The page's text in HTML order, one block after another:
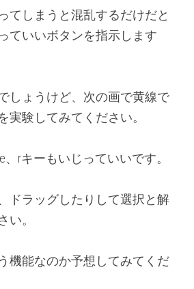
てしまうと混乱するだけだと
ていいボタンを指示します
しょうけど、次の画で黄線で
実験してみてください。
rキーもいじっていいです。
ドラッグしたりして選択と解
い。
機能なのか予想してみてくだ